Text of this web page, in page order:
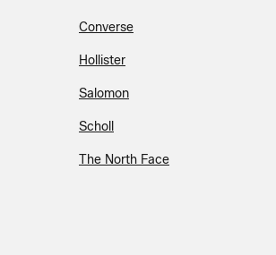
Converse
Hollister
Salomon
Scholl
The North Face